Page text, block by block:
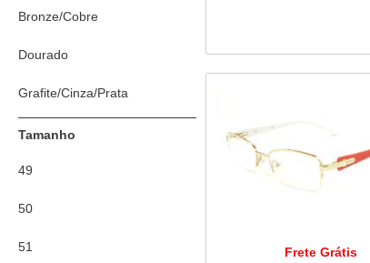
Bronze/Cobre
Dourado
Grafite/Cinza/Prata
Lilás/Pink/Rosa
Marrom
Mesclado
Preto
Tamanho
49
50
51
Frete Grátis